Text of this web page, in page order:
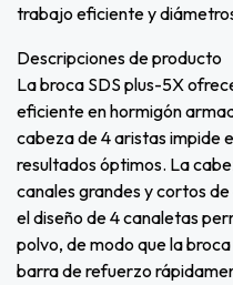
trabajo eficiente y
Descripciones de producto
La broca SDS plus-5X
eficiente en hormigón
cabeza de 4 aristas impide
resultados óptimos. La
canales grandes y cortos
el diseño de 4 canaletas
polvo, de modo que la
barra de refuerzo